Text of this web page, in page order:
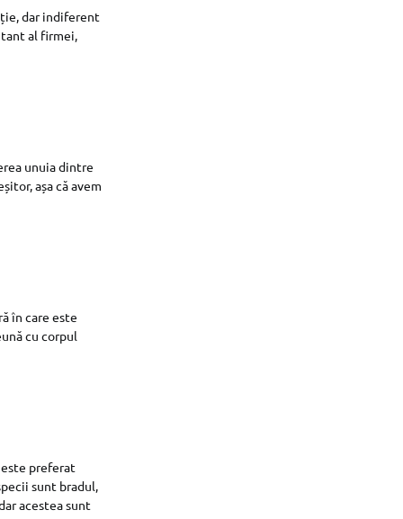
dar indiferent
al firmei,
unuia dintre
așa că avem
în care este
cu corpul
preferat
sunt bradul,
acestea sunt